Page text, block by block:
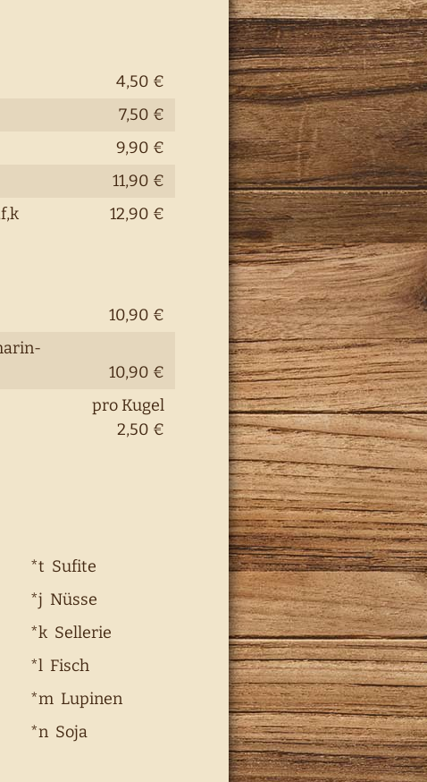
4,50 €
7,50 €
9,90 €
11,90 €
12,90 €
10,90 €
10,90 €
pro Kugel
2,50 €
*t Sufite
*j Nüsse
*k Sellerie
*l Fisch
*m Lupinen
*n Soja